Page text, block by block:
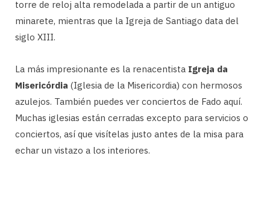
torre de reloj alta remodelada a partir de un antiguo
minarete, mientras que la Igreja de Santiago data del
siglo XIII.
La más impresionante es la renacentista Igreja da
Misericórdia (Iglesia de la Misericordia) con hermosos
azulejos. También puedes ver conciertos de Fado aquí.
Muchas iglesias están cerradas excepto para servicios o
conciertos, así que visítelas justo antes de la misa para
echar un vistazo a los interiores.